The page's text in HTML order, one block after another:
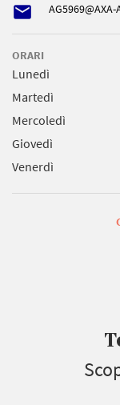
email AG5969@AXA-
ORARI
Lunedì
Martedì
Mercoledì
Giovedì
Venerdì